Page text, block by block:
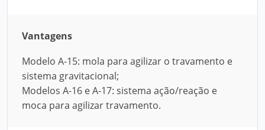
Vantagens
Modelo A-15: mola para agilizar o travamento e
sistema gravitacional;
Modelos A-16 e A-17: sistema ação/reação e
moca para agilizar travamento.